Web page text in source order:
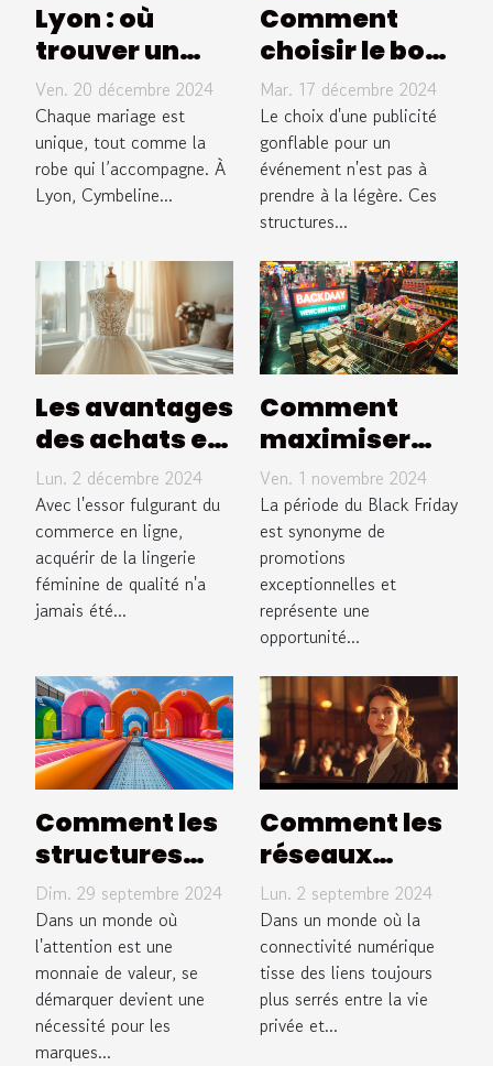
Lyon : où
trouver un
magasin de
robes de
mariée à la
hauteur de
votre jour
Ven. 20 décembre 2024
Chaque mariage est
unique, tout comme la
robe qui l’accompagne. À
Lyon, Cymbeline...
Comment
choisir le bon
type de
publicité
gonflable
pour votre
événement
Mar. 17 décembre 2024
Le choix d'une publicité
gonflable pour un
événement n'est pas à
prendre à la légère. Ces
structures...
Les avantages
des achats en
ligne pour la
lingerie
féminine de
qualité
Lun. 2 décembre 2024
Avec l'essor fulgurant du
commerce en ligne,
acquérir de la lingerie
féminine de qualité n'a
jamais été...
Comment
maximiser
vos
économies
durant la
semaine du
Black Friday
Ven. 1 novembre 2024
La période du Black Friday
est synonyme de
promotions
exceptionnelles et
représente une
opportunité...
Comment les
structures
gonflables
améliorent-
elles la
visibilité des
marques ?
Dim. 29 septembre 2024
Dans un monde où
l'attention est une
monnaie de valeur, se
démarquer devient une
nécessité pour les
marques...
Comment les
réseaux
sociaux
influencent la
justice dans le
monde du
travail
Lun. 2 septembre 2024
Dans un monde où la
connectivité numérique
tisse des liens toujours
plus serrés entre la vie
privée et...